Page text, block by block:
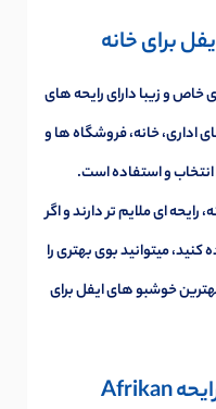
برای خانه
و زیبا دارای رایحه های
اداری، خانه، فروشگاه ها و
انتخاب و استفاده است.
ای ملایم تر دارند و اگر
میتوانید بوی بهتری را
خوشبو های ایفل برای
اسانس خوشبوکننده ایفل رایحه Afrikan